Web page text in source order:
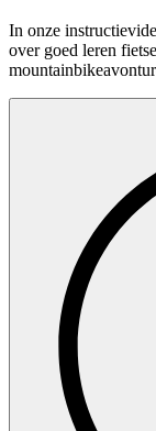
In onze
over goed leren